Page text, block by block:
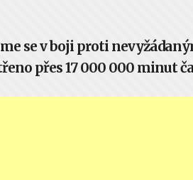
se v boji proti
přes 17 000 000 minut